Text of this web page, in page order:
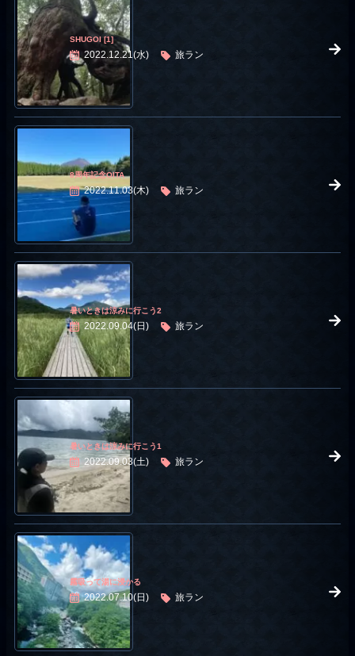
SHUGOI [1]
2022.12.21(水) 旅ラン
8周年記念OITA
2022.11.03(木) 旅ラン
暑いときは涼みに行こう2
2022.09.04(日) 旅ラン
暑いときは涼みに行こう1
2022.09.03(土) 旅ラン
霧吸って湯に浸かる
2022.07.10(日) 旅ラン